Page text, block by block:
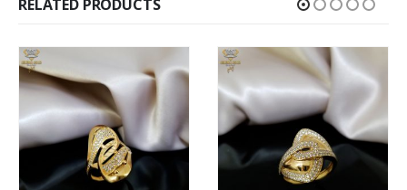
RELATED PRODUCTS